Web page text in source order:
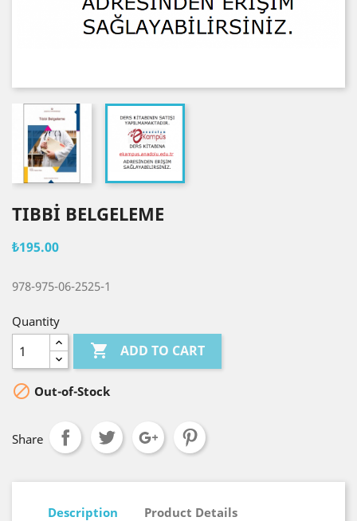
TIBBİ BELGELEME
₺195.00
978-975-06-2525-1
Quantity
 ADD TO CART
 Out-of-Stock
Share
Description Product Details